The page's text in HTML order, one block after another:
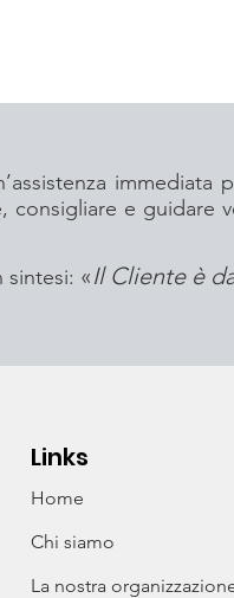
consigliare e guidare
sintesi: «Il Cliente è
Links
Home
Chi siamo
La nostra